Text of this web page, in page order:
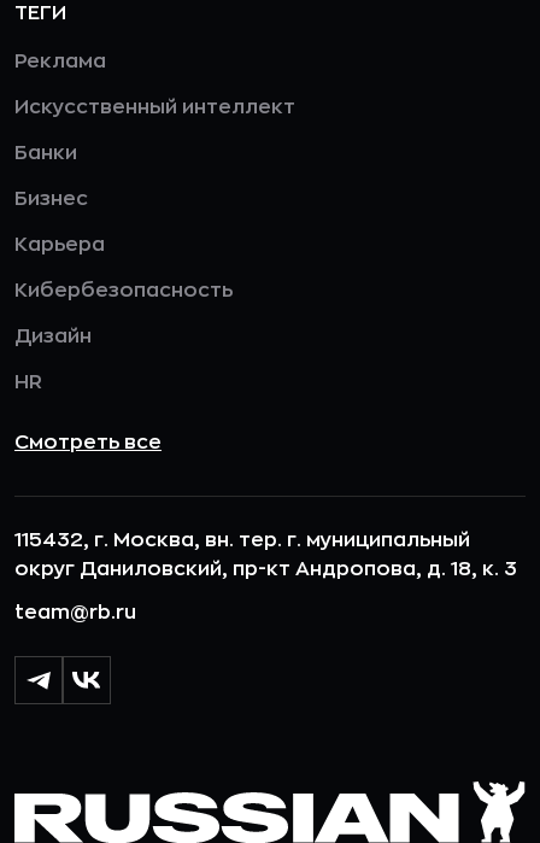
ТЕГИ
Реклама
Искусственный интеллект
Банки
Бизнес
Карьера
Кибербезопасность
Дизайн
HR
Смотреть все
115432, г. Москва, вн. тер. г. муниципальный
округ Даниловский, пр-кт Андропова, д. 18, к. 3
team@rb.ru